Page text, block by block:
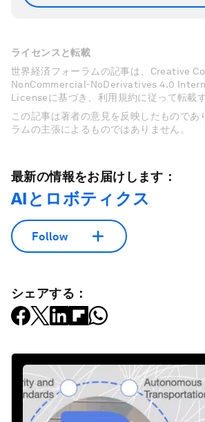
ライセンスと転載
世界経済フォーラムの記事は、Creative
NonCommercial-NoDerivatives 4.0
Licenseに基づき、利用規約に従って転載
この記事は著者の意見を反映したものであ
ラムの主張によるものではありません。
最新の情報をお届けします：
AIとロボティクス
Follow
シェアする：